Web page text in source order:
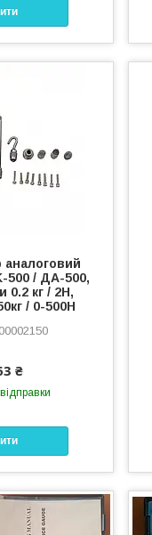
500 / ДА-500,
0.2 кг / 2H,
/ 0-500H
₴